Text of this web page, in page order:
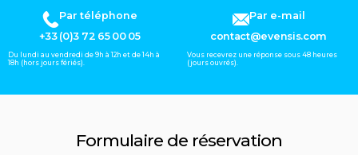
Par téléphone
+33 (0)3 72 65 00 05
Du lundi au vendredi de 9h à 12h et de 14h à
18h (hors jours fériés).
Par e-mail
contact@evensis.com
Vous recevrez une réponse sous 48 heures
(jours ouvrés).
Formulaire de réservation